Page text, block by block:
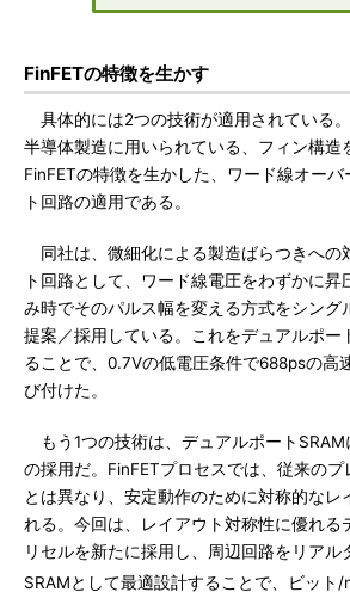
FinFETの特徴を生かす
具体的には2つの技術が適用されている
半導体製造に用いられている、フィン構造
FinFETの特徴を生かした、ワード線オー
ト回路の適用である。
同社は、微細化による製造ばらつきへの
ト回路として、ワード線電圧をわずかに昇
み時でそのパルス幅を変える方式をシング
提案／採用している。これをデュアルポー
ることで、0.7Vの低電圧条件で688psの高
び付けた。
もう1つの技術は、デュアルポート
の採用だ。FinFETプロセスでは、従来のプ
とは異なり、安定動作のために対称的なレ
れる。今回は、レイアウト対称性に優れる
リセルを新たに採用し、周辺回路をリアル
SRAMとして最適設計することで、ビット/